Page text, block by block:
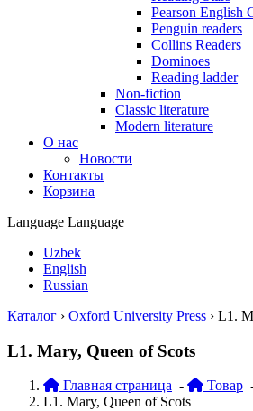
Pearson English
Penguin readers
Collins Readers
Dominoes
Reading ladder
Non-fiction
Classic literature
Modern literature
О нас
Новости
Контакты
Корзина
Language Language
Uzbek
English
Russian
Каталог › Oxford University Press › L1.
L1. Mary, Queen of Scots
Главная страница - Товар
L1. Mary, Queen of Scots